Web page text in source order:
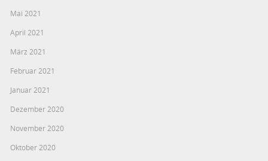
Mai 2021
April 2021
März 2021
Februar 2021
Januar 2021
Dezember 2020
November 2020
Oktober 2020